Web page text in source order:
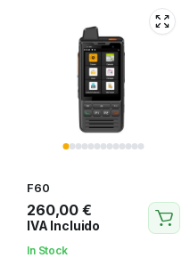
F60
260,00 €
IVA Incluido
In Stock